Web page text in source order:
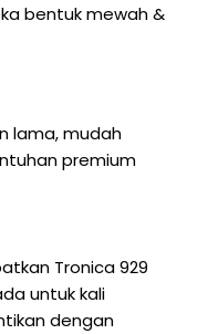
bentuk mewah &
lama, mudah
premium
Tronica 929
untuk kali
dengan